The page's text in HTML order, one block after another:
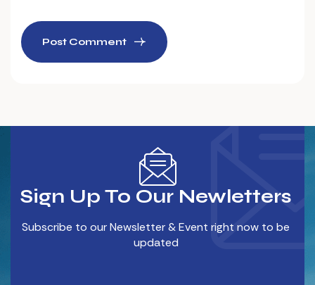
Post Comment
Sign Up To Our Newletters
Subscribe to our Newsletter & Event right now to be
updated